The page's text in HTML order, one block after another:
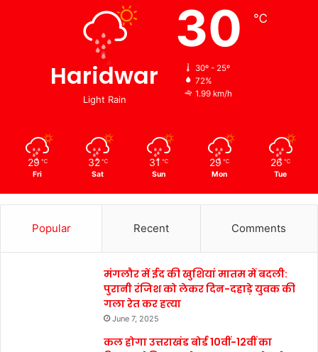
Haridwar
Light Rain
30 ℃
30º - 25º
72%
1.99 km/h
29 ℃
Fri
32 ℃
Sat
31 ℃
Sun
29 ℃
Mon
26 ℃
Tue
Popular Recent Comments
मंगलौर में ईद की खुशियां मातम में बदली:
पुरानी रंजिश को लेकर दिन-दहाड़े युवक की
गला रेत कर हत्या
June 7, 2025
कल होगा उत्तराखंड बोर्ड 10वीं-12वीं का